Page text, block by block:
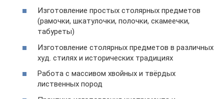
Изготовление простых столярных предметов
(рамочки, шкатулочки, полочки, скамеечки,
табуреты)
Изготовление столярных предметов в различных
худ. стилях и исторических традициях
Работа с массивом хвойных и твёрдых
лиственных пород